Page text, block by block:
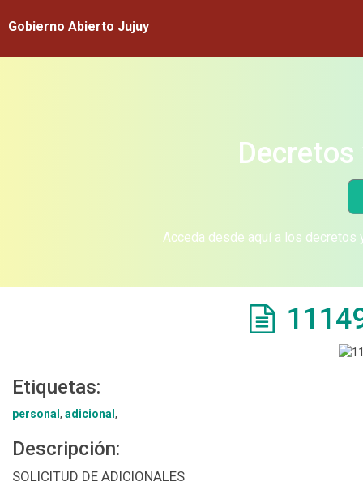
Gobierno Abierto Jujuy
Acceda desde aquí a los
Etiquetas:
personal , adicional ,
Descripción:
SOLICITUD DE ADICIONALES